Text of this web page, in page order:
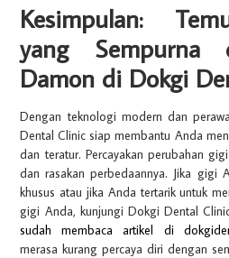
Kesimpulan:
yang Sempurna
Damon di Dokgi
Dengan teknologi modern dan
Dental Clinic siap membantu Anda
dan teratur. Percayakan perubahan
dan rasakan perbedaannya. Jika gigi
khusus atau jika Anda tertarik untuk
gigi Anda, kunjungi Dokgi Dental
sudah membaca artikel di
merasa kurang percaya diri dengan